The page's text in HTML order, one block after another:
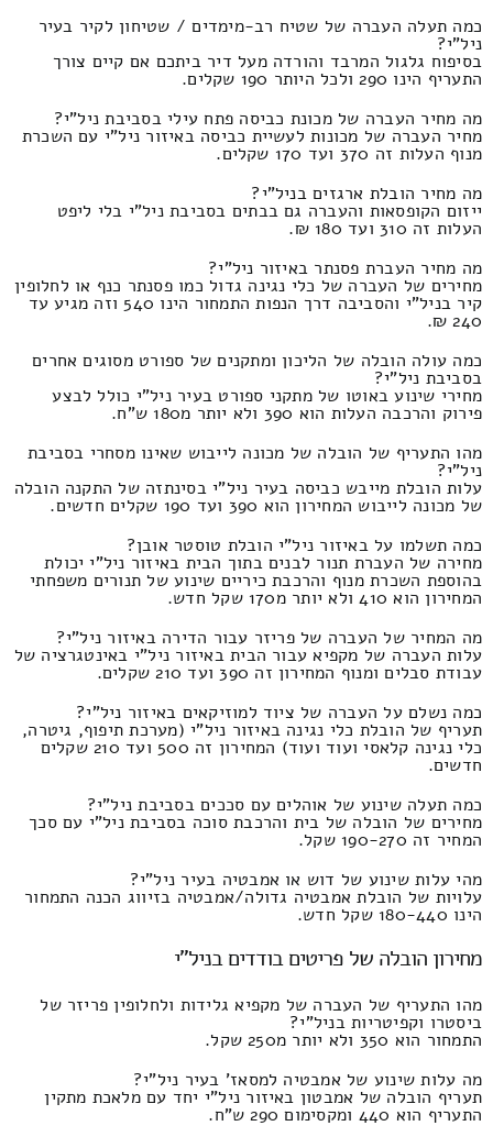
כמה תעלה העברה של שטיח רב-מימדים / שטיחון לקיר בעיר
ניל"י?
בסיפוח גלגול המרבד והורדה מעל דיר ביתכם אם קיים צורך
התעריף הינו 290 ולכל היותר 190 שקלים.
מה מחיר העברה של מכונת כביסה פתח עילי בסביבת ניל"י?
מחיר העברה של מכונות לעשיית כביסה באיזור ניל"י עם השכרת
מנוף העלות זה 370 ועד 170 שקלים.
מה מחיר הובלת ארגזים בניל"י?
ייזום הקופסאות והעברה גם בבתים בסביבת ניל"י בלי ליפט
העלות זה 310 ועד 180 ₪.
מה מחיר העברת פסנתר באיזור ניל"י?
מחירים של העברה של כלי נגינה גדול כמו פסנתר כנף או לחלופין
קיר בניל"י והסביבה דרך הנפות התמחור הינו 540 וזה מגיע עד
240 ₪.
כמה עולה הובלה של הליכון ומתקנים של ספורט מסוגים אחרים
בסביבת ניל"י?
מחירי שינוע באוטו של מתקני ספורט בעיר ניל"י כולל לבצע
פירוק והרכבה העלות הוא 390 ולא יותר מ180 ש"ח.
מהו התעריף של הובלה של מכונה לייבוש שאינו מסחרי בסביבת
ניל"י?
עלות הובלת מייבש כביסה בעיר ניל"י בסינתזה של התקנה הובלה
של מכונה לייבוש המחירון הוא 390 ועד 190 שקלים חדשים.
כמה תשלמו על באיזור ניל"י הובלת טוסטר אובן?
מחירה של העברת תנור לבנים בתוך הבית באיזור ניל"י יכולת
בהוספת השכרת מנוף והרכבת כיריים שינוע של תנורים משפחתי
המחירון הוא 410 ולא יותר מ170 שקל חדש.
מה המחיר של העברה של פריזר עבור הדירה באיזור ניל"י?
עלות העברה של מקפיא עבור הבית באיזור ניל"י באינטגרציה של
עבודת סבלים ומנוף המחירון זה 390 ועד 210 שקלים.
כמה נשלם על העברה של ציוד למוזיקאים באיזור ניל"י?
תעריף של הובלת כלי נגינה באיזור ניל"י (מערכת תיפוף, גיטרה,
כלי נגינה קלאסי ועוד ועוד) המחירון זה 500 ועד 210 שקלים
חדשים.
כמה תעלה שינוע של אוהלים עם סככים בסביבת ניל"י?
מחירים של הובלה של בית והרכבת סוכה בסביבת ניל"י עם סכך
המחיר זה 190-270 שקל.
מהי עלות שינוע של דוש או אמבטיה בעיר ניל"י?
עלויות של הובלת אמבטיה גדולה/אמבטיה בזיווג הכנה התמחור
הינו 180-440 שקל חדש.
מחירון הובלה של פריטים בודדים בניל"י
מהו התעריף של העברה של מקפיא גלידות ולחלופין פריזר של
ביסטרו וקפיטריות בניל"י?
התמחור הוא 350 ולא יותר מ250 שקל.
מה עלות שינוע של אמבטיה למסאז' בעיר ניל"י?
תעריף הובלה של אמבטון באיזור ניל"י יחד עם מלאכת מתקין
התעריף הוא 440 ומקסימום 290 ש"ח.